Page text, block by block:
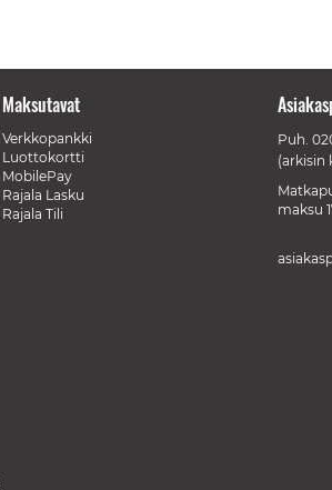
Maksutavat
Verkkopankki
Luottokortti
MobilePay
Rajala Lasku
Rajala Tili
Puh.
(arkisin
maksu